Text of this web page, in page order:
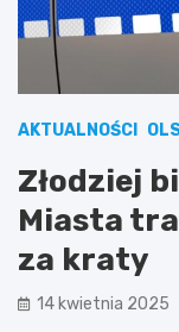
AKTUALNOŚCI
Złodziej
Miasta
za kraty
14 kwietnia 2025